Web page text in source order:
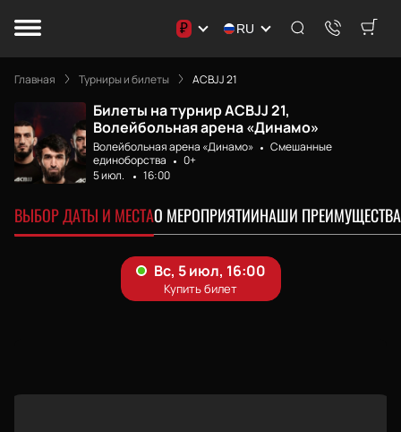
₽ RU
Главная Турниры и билеты ACBJJ 21
Билеты на турнир ACBJJ 21,
Волейбольная арена «Динамо»
Волейбольная арена «Динамо»
Смешанные
единоборства
0+
5 июл.
16:00
ВЫБОР ДАТЫ И МЕСТАО МЕРОПРИЯТИИНАШИ ПРЕИМУЩЕСТВА